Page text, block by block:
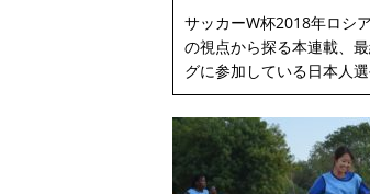
サッカーW杯2018年ロシ
の視点から探る本連載、
グに参加している日本人